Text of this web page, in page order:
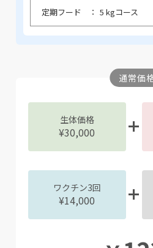
定期フード
5 kgコース
通常価
生体価格
¥30,000
ワクチン3回
¥14,000